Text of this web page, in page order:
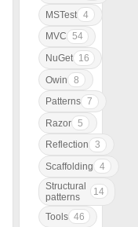
MSTest 4
MVC 54
NuGet 16
Owin
8
Patterns 7
Razor 5
Reflection
3
Scaffolding
4
Structural
patterns
14
Tools 46